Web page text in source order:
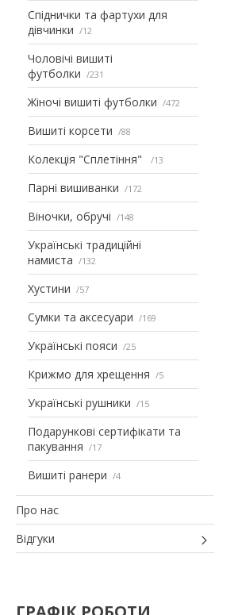
Спіднички та фартухи для
дівчинки
12
Чоловічі вишиті
футболки
231
Жіночі вишиті футболки 472
Вишиті корсети 88
Колекція "Сплетіння" 13
Парні вишиванки 172
Віночки, обручі 148
Українські традиційні
намиста
132
Хустини 57
Сумки та аксесуари 169
Українські пояси 25
Крижмо для хрещення 5
Українські рушники 15
Подарункові сертифікати та
пакування
17
Вишиті ранери 4
Про нас
Відгуки